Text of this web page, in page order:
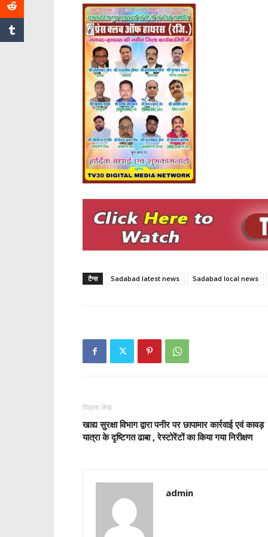
टैग्स Sadabad latest news Sadabad local news
पिछला लेख
खाद्य सुरक्षा विभाग द्वारा पनीर पर छापामार कार्रवाई एवं कावड़
यात्रा के दृष्टिगत ढाबा , रेस्टोरेंटों का किया गया निरीक्षण
admin